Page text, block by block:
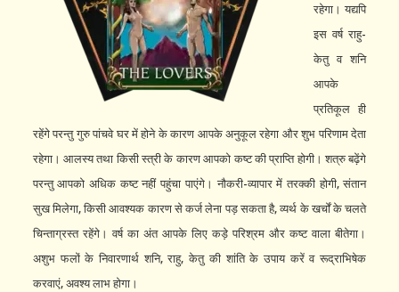
रहेगा। यद्यपि
इस वर्ष राहु-
केतु व शनि
आपके
प्रतिकूल ही
रहेंगे परन्तु गुरु पांचवे घर में होने के कारण आपके अनुकूल रहेगा और शुभ परिणाम देता
रहेगा। आलस्य तथा किसी स्त्री के कारण आपको कष्ट की प्राप्ति होगी। शत्रु बढ़ेंगे
परन्तु आपको अधिक कष्ट नहीं पहुंचा पाएंगे। नौकरी-व्यापार में तरक्की होगी, संतान
सुख मिलेगा, किसी आवश्यक कारण से कर्ज लेना पड़ सकता है, व्यर्थ के खर्चों के चलते
चिन्ताग्रस्त रहेंगे। वर्ष का अंत आपके लिए कड़े परिश्रम और कष्ट वाला बीतेगा।
अशुभ फलों के निवारणार्थ शनि, राहु, केतु की शांति के उपाय करें व रूद्राभिषेक
करवाएं, अवश्य लाभ होगा।